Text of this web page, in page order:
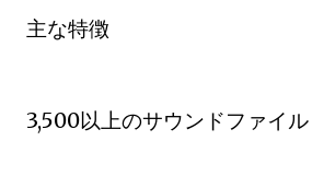
主な特徴
3,500以上のサウンドファイル